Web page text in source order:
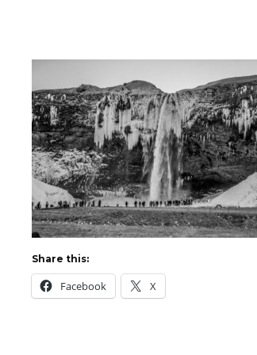
Share this:
Facebook X